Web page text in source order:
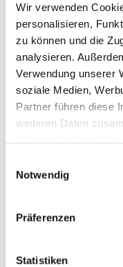
Wir verwenden
personalisieren,
zu können und die
analysieren.
Verwendung unserer
soziale Medien,
Partner führen diese
weiteren Daten
Notwendig
Präferenzen
Statistiken
Dies